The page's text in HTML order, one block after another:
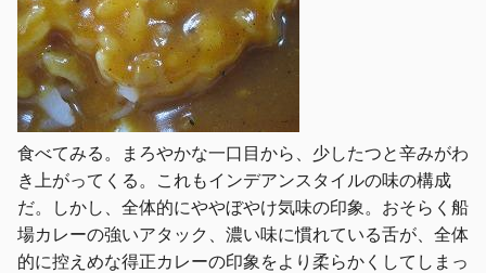
食べてみる。まろやかな一口目から、少したつと辛みがわ
き上がってくる。これもインデアンスタイルの味の構成
だ。しかし、全体的にややぼやけ気味の印象。おそらく船
場カレーの強いアタック、濃い味に慣れている舌が、全体
的に控えめな得正カレーの印象をより柔らかくしてしまっ